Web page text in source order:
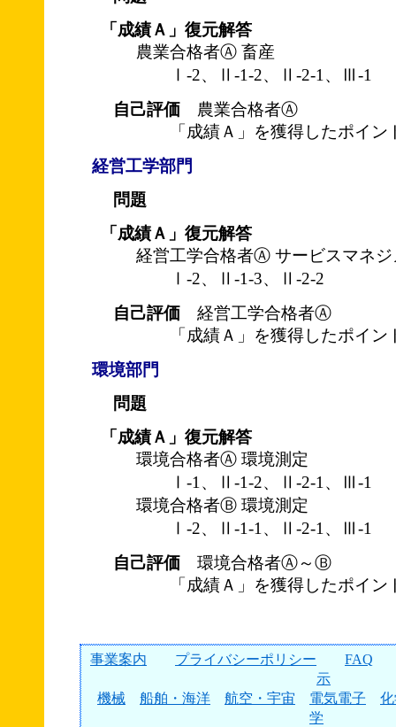
「成績Ａ」復元解答
農業合格者Ⓐ 畜産
Ⅰ-2、Ⅱ-1-2、Ⅱ-2-1、Ⅲ-1
自己評価 農業合格者Ⓐ
「成績Ａ」を獲得したポイン
経営工学部門
問題
「成績Ａ」復元解答
経営工学合格者Ⓐ サービスマネジ
Ⅰ-2、Ⅱ-1-3、Ⅱ-2-2
自己評価 経営工学合格者Ⓐ
「成績Ａ」を獲得したポイン
環境部門
問題
「成績Ａ」復元解答
環境合格者Ⓐ 環境測定
Ⅰ-1、Ⅱ-1-2、Ⅱ-2-1、Ⅲ-1
環境合格者Ⓑ 環境測定
Ⅰ-2、Ⅱ-1-1、Ⅱ-2-1、Ⅲ-1
自己評価 環境合格者Ⓐ～Ⓑ
「成績Ａ」を獲得したポイン
事業案内 プライバシーポリシー
FAQ
示
機械
船舶・海洋 航空・宇宙 電気電子
学